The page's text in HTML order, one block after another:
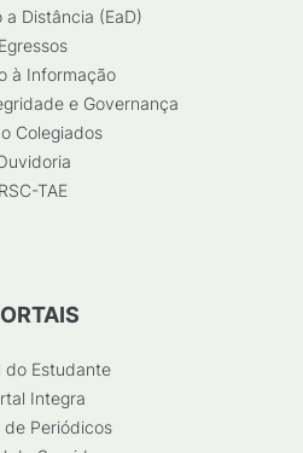
a Distância (EaD)
Egressos
à Informação
e Governança
Colegiados
RSC-TAE
do Estudante
Integra
de Periódicos